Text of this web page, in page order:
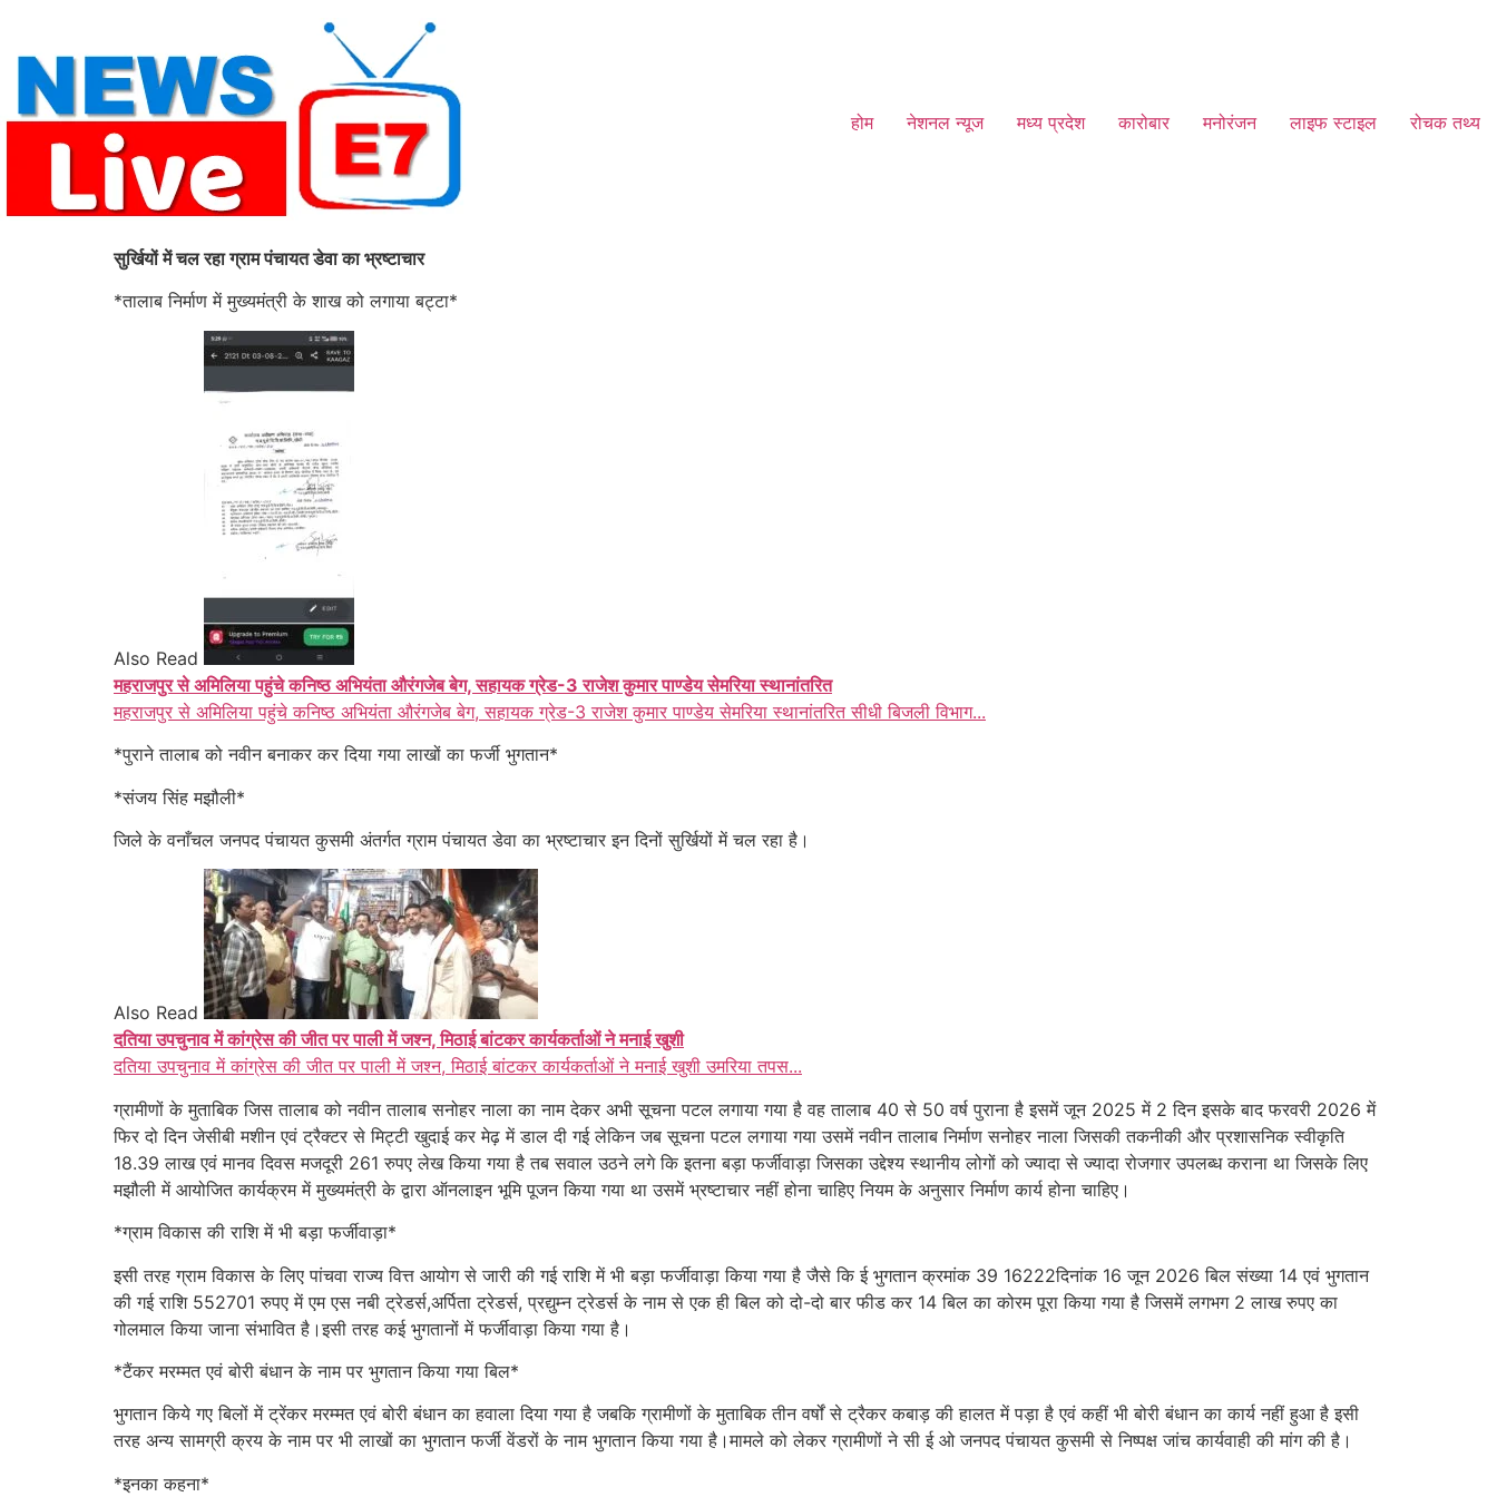
content
होम नेशनल न्यूज मध्य प्रदेश कारोबार मनोरंजन लाइफ स्टाइल रोचक तथ्य
सुर्खियों में चल रहा ग्राम पंचायत डेवा का भ्रष्टाचार
*तालाब निर्माण में मुख्यमंत्री के शाख को लगाया बट्टा*
Also Read
महराजपुर से अमिलिया पहुंचे कनिष्ठ अभियंता औरंगजेब बेग, सहायक ग्रेड-3 राजेश कुमार पाण्डेय सेमरिया स्थानांतरित
महराजपुर से अमिलिया पहुंचे कनिष्ठ अभियंता औरंगजेब बेग, सहायक ग्रेड-3 राजेश कुमार पाण्डेय सेमरिया स्थानांतरित सीधी बिजली विभाग...
*पुराने तालाब को नवीन बनाकर कर दिया गया लाखों का फर्जी भुगतान*
*संजय सिंह मझौली*
जिले के वनाँचल जनपद पंचायत कुसमी अंतर्गत ग्राम पंचायत डेवा का भ्रष्टाचार इन दिनों सुर्खियों में चल रहा है।
Also Read
दतिया उपचुनाव में कांग्रेस की जीत पर पाली में जश्न, मिठाई बांटकर कार्यकर्ताओं ने मनाई खुशी
दतिया उपचुनाव में कांग्रेस की जीत पर पाली में जश्न, मिठाई बांटकर कार्यकर्ताओं ने मनाई खुशी उमरिया तपस...
ग्रामीणों के मुताबिक जिस तालाब को नवीन तालाब सनोहर नाला का नाम देकर अभी सूचना पटल लगाया गया है वह तालाब 40 से 50 वर्ष पुराना है इसमें जून 2025 में 2 दिन इसके बाद फरवरी 2026 में
फिर दो दिन जेसीबी मशीन एवं ट्रैक्टर से मिट्टी खुदाई कर मेढ़ में डाल दी गई लेकिन जब सूचना पटल लगाया गया उसमें नवीन तालाब निर्माण सनोहर नाला जिसकी तकनीकी और प्रशासनिक स्वीकृति
18.39 लाख एवं मानव दिवस मजदूरी 261 रुपए लेख किया गया है तब सवाल उठने लगे कि इतना बड़ा फर्जीवाड़ा जिसका उद्देश्य स्थानीय लोगों को ज्यादा से ज्यादा रोजगार उपलब्ध कराना था जिसके लिए
मझौली में आयोजित कार्यक्रम में मुख्यमंत्री के द्वारा ऑनलाइन भूमि पूजन किया गया था उसमें भ्रष्टाचार नहीं होना चाहिए नियम के अनुसार निर्माण कार्य होना चाहिए।
*ग्राम विकास की राशि में भी बड़ा फर्जीवाड़ा*
इसी तरह ग्राम विकास के लिए पांचवा राज्य वित्त आयोग से जारी की गई राशि में भी बड़ा फर्जीवाड़ा किया गया है जैसे कि ई भुगतान क्रमांक 39 16222दिनांक 16 जून 2026 बिल संख्या 14 एवं भुगतान
की गई राशि 552701 रुपए में एम एस नबी ट्रेडर्स,अर्पिता ट्रेडर्स, प्रद्युम्न ट्रेडर्स के नाम से एक ही बिल को दो-दो बार फीड कर 14 बिल का कोरम पूरा किया गया है जिसमें लगभग 2 लाख रुपए का
गोलमाल किया जाना संभावित है।इसी तरह कई भुगतानों में फर्जीवाड़ा किया गया है।
*टैंकर मरम्मत एवं बोरी बंधान के नाम पर भुगतान किया गया बिल*
भुगतान किये गए बिलों में ट्रेंकर मरम्मत एवं बोरी बंधान का हवाला दिया गया है जबकि ग्रामीणों के मुताबिक तीन वर्षों से ट्रैकर कबाड़ की हालत में पड़ा है एवं कहीं भी बोरी बंधान का कार्य नहीं हुआ है इसी
तरह अन्य सामग्री क्रय के नाम पर भी लाखों का भुगतान फर्जी वेंडरों के नाम भुगतान किया गया है।मामले को लेकर ग्रामीणों ने सी ई ओ जनपद पंचायत कुसमी से निष्पक्ष जांच कार्यवाही की मांग की है।
*इनका कहना*